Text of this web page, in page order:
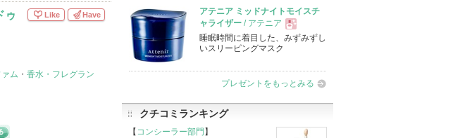
ゥ
ム ・ 香水・フレグラン
Like Have
品
アテニア ミッドナイトモイスチ
ャライザー / アテニア
現
品
睡眠時間に着目した、みずみずし
いスリーピングマスク
プレゼントをもっとみる
クチコミランキング
【 コンシーラー部門 】